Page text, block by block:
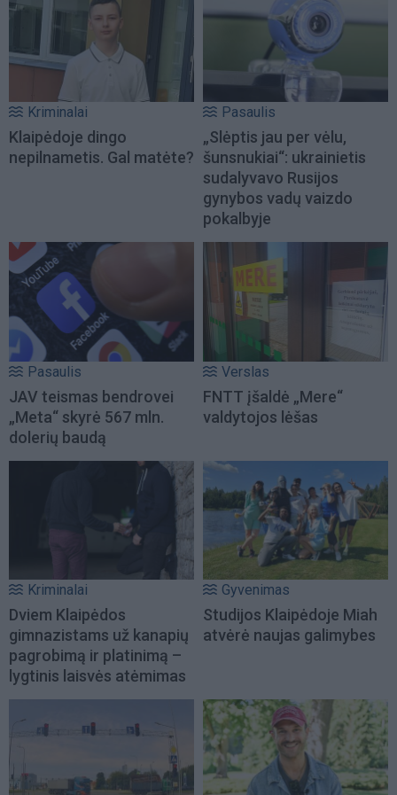
Kriminalai
Klaipėdoje dingo
nepilnametis. Gal matėte?
Pasaulis
„Slėptis jau per vėlu,
šunsnukiai“: ukrainietis
sudalyvavo Rusijos
gynybos vadų vaizdo
pokalbyje
Pasaulis
JAV teismas bendrovei
„Meta“ skyrė 567 mln.
dolerių baudą
Verslas
FNTT įšaldė „Mere“
valdytojos lėšas
Kriminalai
Dviem Klaipėdos
gimnazistams už kanapių
pagrobimą ir platinimą –
lygtinis laisvės atėmimas
Gyvenimas
Studijos Klaipėdoje Miah
atvėrė naujas galimybes